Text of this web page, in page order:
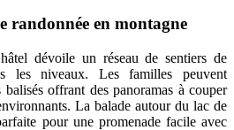
randonnée en montagne
dévoile un réseau de sentiers de
les niveaux. Les familles peuvent
offrant des panoramas à couper
La balade autour du lac de
pour une promenade facile avec